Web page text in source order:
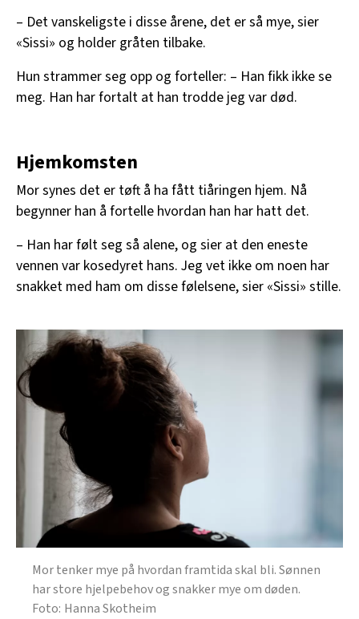
– Det vanskeligste i disse årene, det er så mye, sier
«Sissi» og holder gråten tilbake.
Hun strammer seg opp og forteller: – Han fikk ikke se
meg. Han har fortalt at han trodde jeg var død.
Hjemkomsten
Mor synes det er tøft å ha fått tiåringen hjem. Nå
begynner han å fortelle hvordan han har hatt det.
– Han har følt seg så alene, og sier at den eneste
vennen var kosedyret hans. Jeg vet ikke om noen har
snakket med ham om disse følelsene, sier «Sissi» stille.
Mor tenker mye på hvordan framtida skal bli. Sønnen
har store hjelpebehov og snakker mye om døden.
Hanna Skotheim